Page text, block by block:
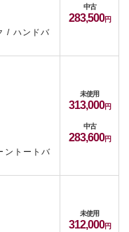
/ ハンドバ
中古
283,500
ントートバ
未使用
313,000
中古
283,600
未使用
312,000